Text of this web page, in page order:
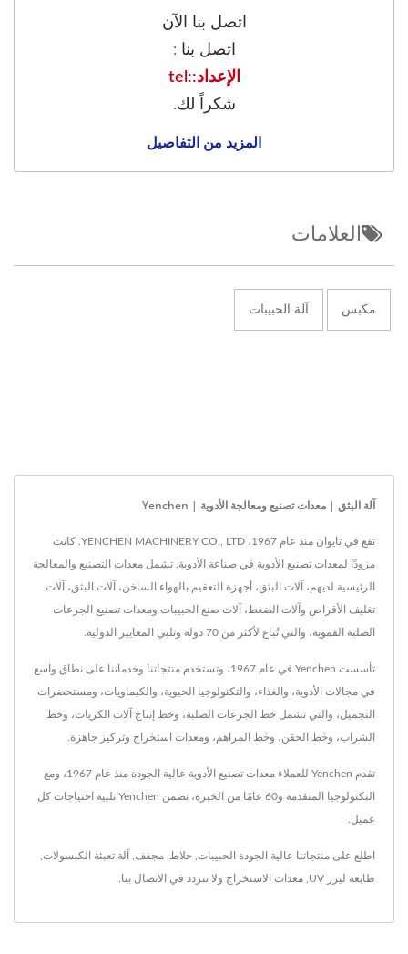
اتصل بنا الآن
اتصل بنا :
الإعداد::tel
شكراً لك.
المزيد من التفاصيل
العلامات
مكبس آلة الحبيبات
آلة البثق | معدات تصنيع ومعالجة الأدوية | Yenchen
تقع في تايوان منذ عام 1967، YENCHEN MACHINERY CO., LTD. كانت
مزودًا لمعدات تصنيع الأدوية في صناعة الأدوية. تشمل معدات التصنيع والمعالجة
الرئيسية لديهم، آلات البثق، أجهزة التعقيم بالهواء الساخن، آلات البثق، آلات
تغليف الأقراص وآلات الضغط، آلات صنع الحبيبات ومعدات تصنيع الجرعات
الصلبة الفموية، والتي تُباع لأكثر من 70 دولة وتلبي المعايير الدولية.
تأسست Yenchen في عام 1967، وتستخدم منتجاتنا وخدماتنا على نطاق واسع
في مجالات الأدوية، والغذاء، والتكنولوجيا الحيوية، والكيماويات، ومستحضرات
التجميل، والتي تشمل خط الجرعات الصلبة، وخط إنتاج آلات الكريات، وخط
الشراب، وخط الحقن، وخط المراهم، ومعدات استخراج وتركيز جاهزة.
تقدم Yenchen للعملاء معدات تصنيع الأدوية عالية الجودة منذ عام 1967، ومع
التكنولوجيا المتقدمة و60 عامًا من الخبرة، تضمن Yenchen تلبية احتياجات كل
عميل.
اطلع على منتجاتنا عالية الجودة الحبيبات خلاط مجفف آلة تعبئة الكبسولات
طابعة ليزر UV معدات الاستخراج ولا تتردد في الاتصال بنا